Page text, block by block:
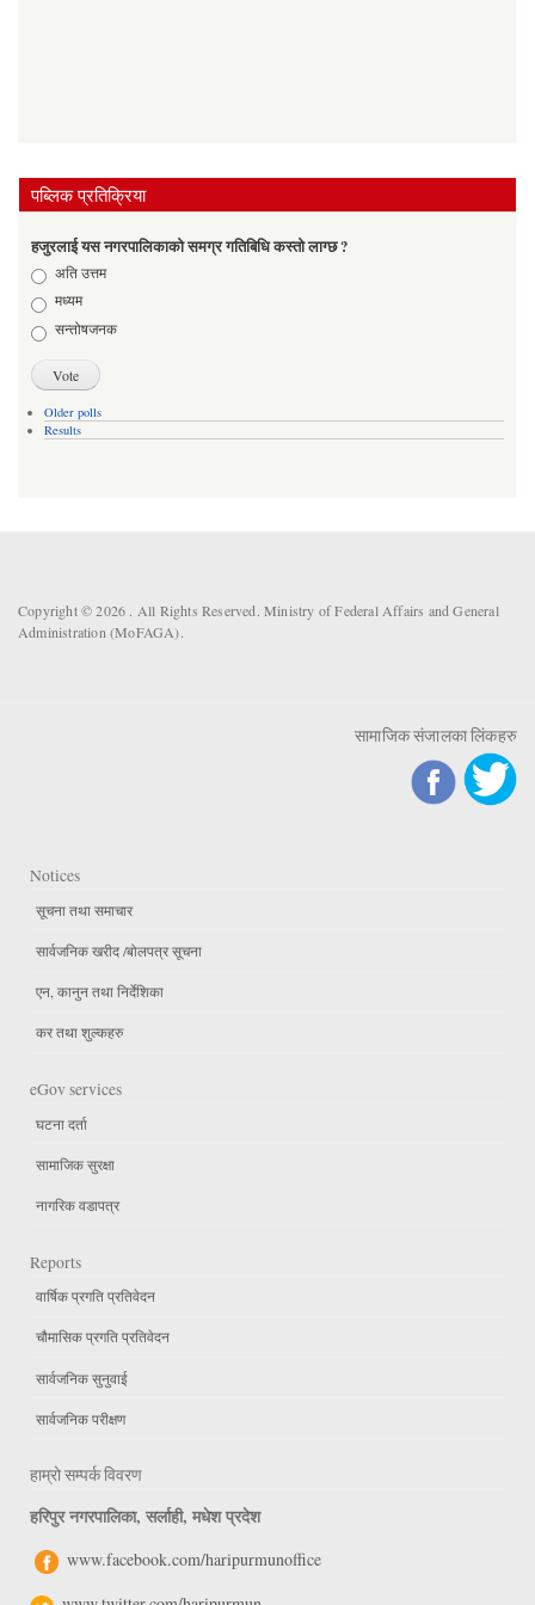
पब्लिक प्रतिक्रिया
हजुरलाई यस नगरपालिकाको समग्र गतिबिधि कस्तो लाग्छ ?
Choicesअति उत्तम
मध्यम
सन्तोषजनक
Older polls
Results
Copyright © 2026 . All Rights Reserved. Ministry of Federal Affairs and General
Administration (MoFAGA).
सामाजिक संजालका लिंकहरु
Notices
सूचना तथा समाचार
सार्वजनिक खरीद /बोलपत्र सूचना
एन, कानुन तथा निर्देशिका
कर तथा शुल्कहरु
eGov services
घटना दर्ता
सामाजिक सुरक्षा
नागरिक वडापत्र
Reports
वार्षिक प्रगति प्रतिवेदन
चौमासिक प्रगति प्रतिवेदन
सार्वजनिक सुनुवाई
सार्वजनिक परीक्षण
हाम्रो सम्पर्क विवरण
हरिपुर नगरपालिका, सर्लाही, मधेश प्रदेश
www.facebook.com/haripurmunoffice